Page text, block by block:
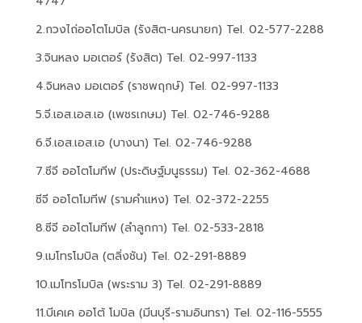
2.กวงไถ่ออโตโมบิล (รังสิต-นครนายก) Tel. 02-577-2288
3.จินหลง มอเตอร์ (รังสิต) Tel. 02-997-1133
4.จินหลง มอเตอร์ (ราชพฤกษ์) Tel. 02-997-1133
5.จี.เอส.เอส.เอ (เพชรเกษม) Tel. 02-746-9288
6.จี.เอส.เอส.เอ (บางนา) Tel. 02-746-9288
7.ซีจี ออโตโมทีฟ (ประดิษฐ์มนูธรรม) Tel. 02-362-4688
ซีจี ออโตโมทีฟ (รามคำแหง) Tel. 02-372-2255
8.ซีจี ออโตโมทีฟ (ลำลูกกา) Tel. 02-533-2818
9.เมโทรโมบิล (ตลิ่งชัน) Tel. 02-291-8889
10.เมโทรโมบิล (พระราม 3) Tel. 02-291-8889
11.บีเคเค ออโต้ โมบิล (มีนบุรี-รามอินทรา) Tel. 02-116-5555